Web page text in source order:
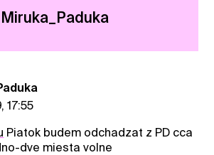
Miruka_Paduka
17:55
Piatok budem odchadzat z PD cca
dve miesta volne